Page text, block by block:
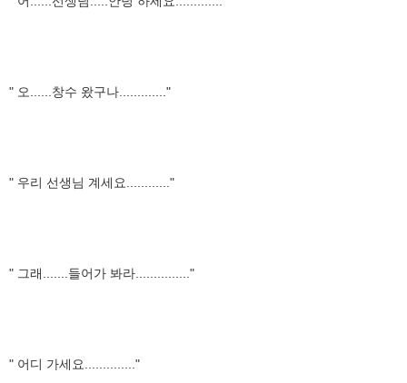
" 오......창수 왔구나............."
" 우리 선생님 계세요............"
" 그래.......들어가 봐라..............."
" 어디 가세요.............."